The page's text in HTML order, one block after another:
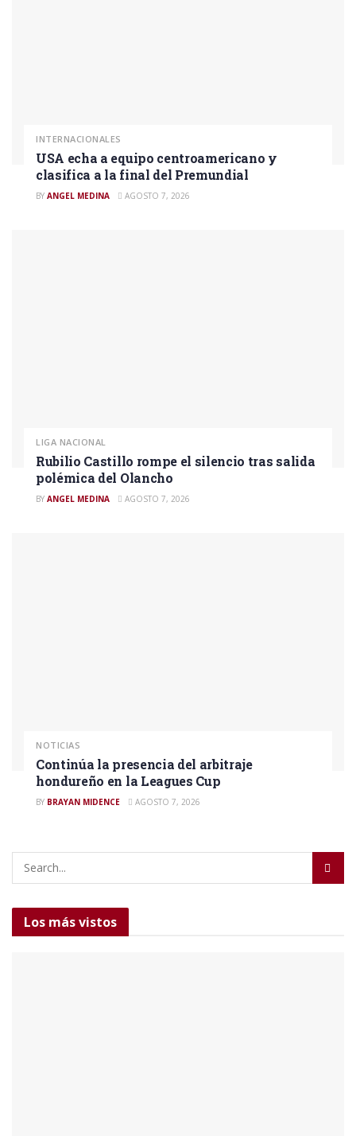
INTERNACIONALES
USA echa a equipo centroamericano y
clasifica a la final del Premundial
BY ANGEL MEDINA AGOSTO 7, 2026
LIGA NACIONAL
Rubilio Castillo rompe el silencio tras salida
polémica del Olancho
BY ANGEL MEDINA AGOSTO 7, 2026
NOTICIAS
Continúa la presencia del arbitraje
hondureño en la Leagues Cup
BY BRAYAN MIDENCE AGOSTO 7, 2026
Los más vistos